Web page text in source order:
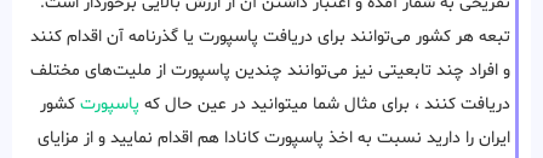
تبعه هر کشور می‌توانند برای دریافت پاسپورت یا گذرنامه آن اقدام کنند
و افراد چند تابعیتی نیز می‌توانند چندین پاسپورت از ملیت‌های مختلف
دریافت کنند ، برای مثال شما میتوانید در عین حال که پاسپورت کشور
ایران را دارید نسبت به اخذ پاسپورت کانادا هم اقدام نمایید و از مزایای